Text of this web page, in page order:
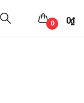
0₫
0